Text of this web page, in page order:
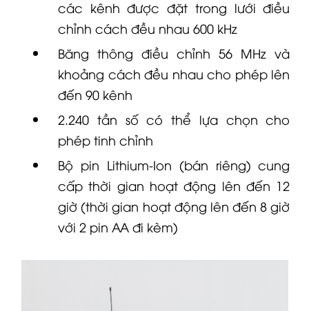
chỉnh cách đều nhau 600 kHz
Băng thông điều chỉnh 56 MHz và
khoảng cách đều nhau cho phép lên
đến 90 kênh
2.240 tần số có thể lựa chọn cho
phép tinh chỉnh
Bộ pin Lithium-Ion (bán riêng) cung
cấp thời gian hoạt động lên đến 12
giờ (thời gian hoạt động lên đến 8 giờ
với 2 pin AA đi kèm)